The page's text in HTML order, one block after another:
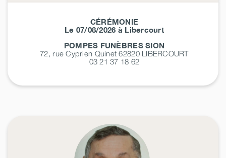
CÉRÉMONIE
Le 07/08/2026 à Libercourt
POMPES FUNÈBRES SION
72, rue Cyprien Quinet 62820 LIBERCOURT
03 21 37 18 62